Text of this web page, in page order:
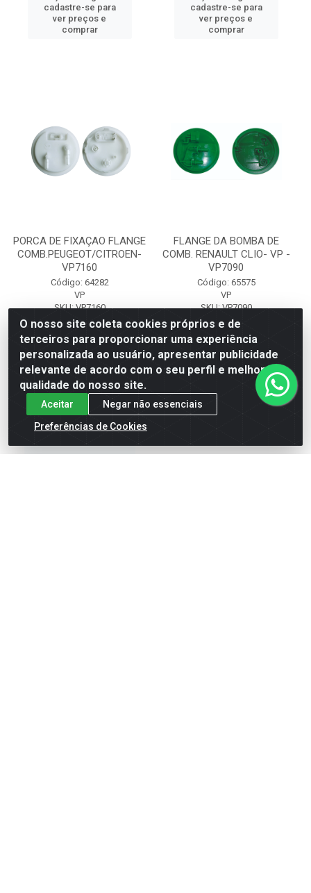
cadastre-se para
ver preços e
comprar
cadastre-se para
ver preços e
comprar
PORCA DE FIXAÇAO FLANGE
COMB.PEUGEOT/CITROEN-
VP7160
Código: 64282
VP
SKU: VP7160
Faça seu login ou
cadastre-se para
ver preços e
comprar
FLANGE DA BOMBA DE
COMB. RENAULT CLIO- VP -
VP7090
Código: 65575
VP
SKU: VP7090
Faça seu login ou
cadastre-se para
ver preços e
O nosso site coleta cookies próprios e de
terceiros para proporcionar uma experiência
personalizada ao usuário, apresentar publicidade
relevante de acordo com o seu perfil e melhorar a
qualidade do nosso site.
Aceitar
Negar não essenciais
Preferências de Cookies